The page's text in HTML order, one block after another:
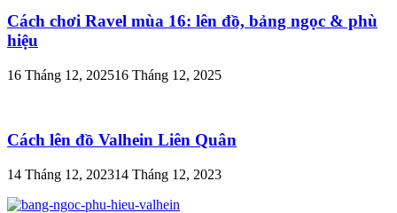
Cách chơi Ravel mùa 16: lên đồ, bảng ngọc & phù
hiệu
16 Tháng 12, 202516 Tháng 12, 2025
Cách lên đồ Valhein Liên Quân
14 Tháng 12, 202314 Tháng 12, 2023